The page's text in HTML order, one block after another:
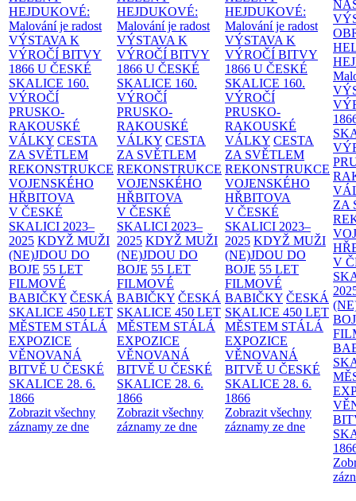
HEJDUKOVÉ:
Malování je radost
VÝSTAVA K
VÝROČÍ BITVY
1866 U ČESKÉ
SKALICE 160.
VÝROČÍ
PRUSKO-
RAKOUSKÉ
VÁLKY CESTA
ZA SVĚTLEM
REKONSTRUKCE
VOJENSKÉHO
HŘBITOVA
V ČESKÉ
SKALICI 2023–
2025 KDYŽ MUŽI
(NE)JDOU DO
BOJE 55 LET
FILMOVÉ
BABIČKY ČESKÁ
SKALICE 450 LET
MĚSTEM STÁLÁ
EXPOZICE
VĚNOVANÁ
BITVĚ U ČESKÉ
SKALICE 28. 6.
1866
Zobrazit všechny
záznamy ze dne
HEJDUKOVÉ:
Malování je radost
VÝSTAVA K
VÝROČÍ BITVY
1866 U ČESKÉ
SKALICE 160.
VÝROČÍ
PRUSKO-
RAKOUSKÉ
VÁLKY CESTA
ZA SVĚTLEM
REKONSTRUKCE
VOJENSKÉHO
HŘBITOVA
V ČESKÉ
SKALICI 2023–
2025 KDYŽ MUŽI
(NE)JDOU DO
BOJE 55 LET
FILMOVÉ
BABIČKY ČESKÁ
SKALICE 450 LET
MĚSTEM STÁLÁ
EXPOZICE
VĚNOVANÁ
BITVĚ U ČESKÉ
SKALICE 28. 6.
1866
Zobrazit všechny
záznamy ze dne
HEJDUKOVÉ:
Malování je radost
VÝSTAVA K
VÝROČÍ BITVY
1866 U ČESKÉ
SKALICE 160.
VÝROČÍ
PRUSKO-
RAKOUSKÉ
VÁLKY CESTA
ZA SVĚTLEM
REKONSTRUKCE
VOJENSKÉHO
HŘBITOVA
V ČESKÉ
SKALICI 2023–
2025 KDYŽ MUŽI
(NE)JDOU DO
BOJE 55 LET
FILMOVÉ
BABIČKY ČESKÁ
SKALICE 450 LET
MĚSTEM STÁLÁ
EXPOZICE
VĚNOVANÁ
BITVĚ U ČESKÉ
SKALICE 28. 6.
1866
Zobrazit všechny
záznamy ze dne
ZA
V